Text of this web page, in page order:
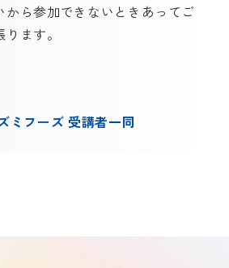
から参加できないときあってご
ます。
ミフーズ 受講者一同